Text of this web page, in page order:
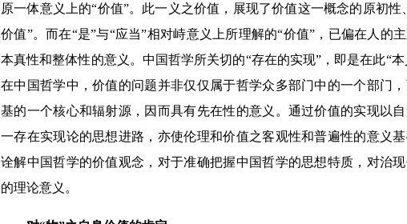
原一体意义上的“价值”。此一义之价值，展现了价值这一概念的原初
价值”。而在“是”与“应当”相对峙意义上所理解的“价值”，已偏在人的
本真性和整体性的意义。中国哲学所关切的“存在的实现”，即是在此“本
在中国哲学中，价值的问题并非仅仅属于哲学众多部门中的一个部门
基的一个核心和辐射源，因而具有先在性的意义。通过价值的实现以
一存在实现论的思想进路，亦使伦理和价值之客观性和普遍性的意义
诠解中国哲学的价值观念，对于准确把握中国哲学的思想特质，对治
的理论意义。